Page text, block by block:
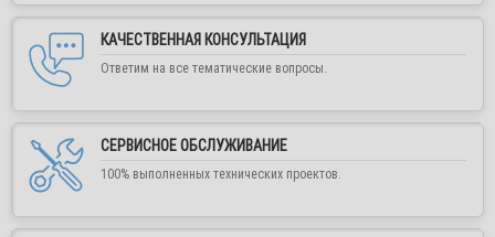
КАЧЕСТВЕННАЯ КОНСУЛЬТАЦИЯ
Ответим на все тематические вопросы.
СЕРВИСНОЕ ОБСЛУЖИВАНИЕ
100% выполненных технических проектов.
Уважаемые покупатели и партнеры!
Внимание! Работа интернет-магазина
предоставленные на сайте недействительны!